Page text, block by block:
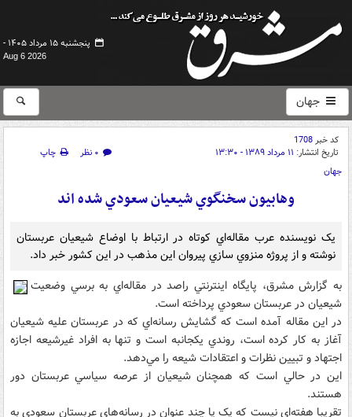
پنجشنبه ۱۵ مرداد ۱۴۰۵ -
Aug 6 2026
جهان
کد خبر1708
تاریخ انتشار: ۱۱ مرداد ۱۳۸۹ - ۱۳:۳۰ ۰ نظر
چاپ
جهان
وهابيون سخنگوي شيعيان سعودي شده اند
يک نويسنده عرب مقاله‌اي کوتاه در ارتباط با اوضاع شيعيان عربستان
نوشته و از پروژه منزوي سازي پيروان اين مذهب در اين کشور خبر داد.
به گزارش مشرق، پايگاه اينترنتي راصد در مقاله‌اي به برسي وضعيت
شيعيان در عربستان سعودي پرداخته است.
در اين مقاله آمده است که گشايش رسانه‌اي که در عربستان عليه شيعيان
آغاز به کار کرده است، روندي يکجانبه است و تنها به افراد غيرشيعه اجازه
اجتهاد و تبيين نظرات و اعتقادات شيعه را مي‌دهد.
اين در حالي است که همچنان شيعيان از عرصه سياسي عربستان دور
هستند.
تقريبا هفته‌اي نيست که يک يا چند عنوان در رسانه‌هاي عربستان سعودي به